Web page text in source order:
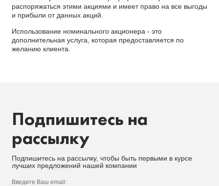
распоряжаться этими акциями и имеет право на все выгоды
и прибыли от данных акций.
Использование номинального акционера - это
дополнительная услуга, которая предоставляется по
желанию клиента.
Подпишитесь на
рассылку
Подпишитесь на рассылку, чтобы быть первыми в курсе
лучших предложений нашей компании
Введите Ваш email: